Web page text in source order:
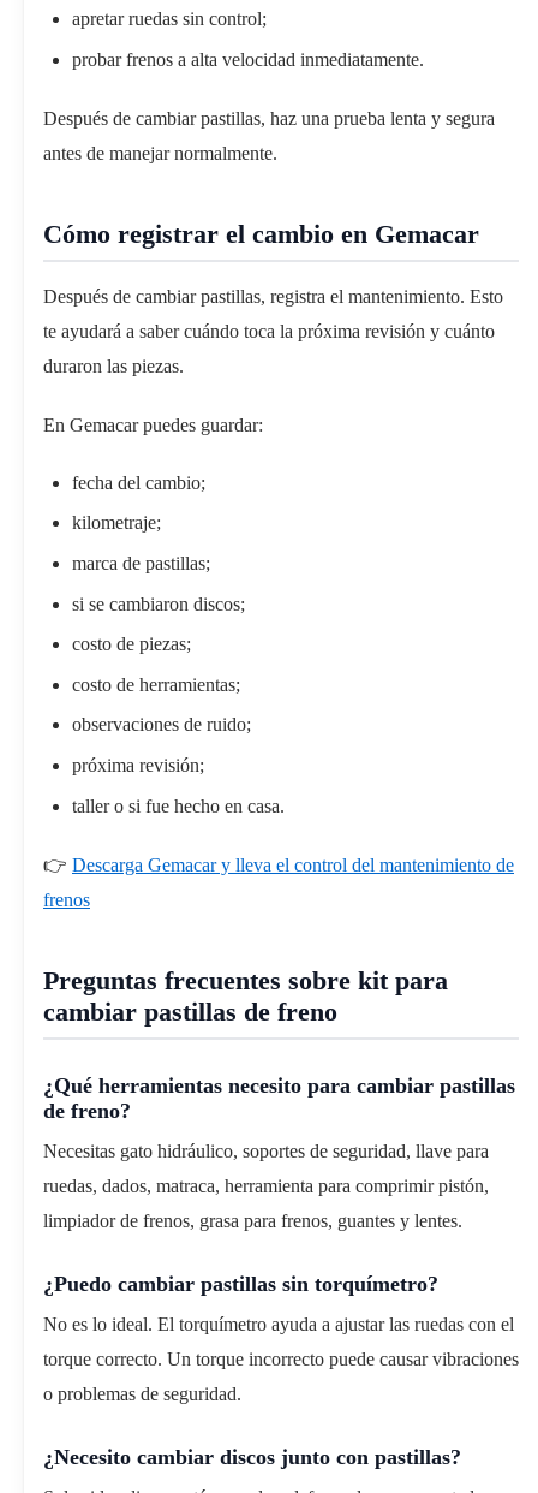
apretar ruedas sin control;
probar frenos a alta velocidad inmediatamente.
Después de cambiar pastillas, haz una prueba lenta y segura
antes de manejar normalmente.
Cómo registrar el cambio en Gemacar
Después de cambiar pastillas, registra el mantenimiento. Esto
te ayudará a saber cuándo toca la próxima revisión y cuánto
duraron las piezas.
En Gemacar puedes guardar:
fecha del cambio;
kilometraje;
marca de pastillas;
si se cambiaron discos;
costo de piezas;
costo de herramientas;
observaciones de ruido;
próxima revisión;
taller o si fue hecho en casa.
👉 Descarga Gemacar y lleva el control del mantenimiento de
frenos
Preguntas frecuentes sobre kit para
cambiar pastillas de freno
¿Qué herramientas necesito para cambiar pastillas
de freno?
Necesitas gato hidráulico, soportes de seguridad, llave para
ruedas, dados, matraca, herramienta para comprimir pistón,
limpiador de frenos, grasa para frenos, guantes y lentes.
¿Puedo cambiar pastillas sin torquímetro?
No es lo ideal. El torquímetro ayuda a ajustar las ruedas con el
torque correcto. Un torque incorrecto puede causar vibraciones
o problemas de seguridad.
¿Necesito cambiar discos junto con pastillas?